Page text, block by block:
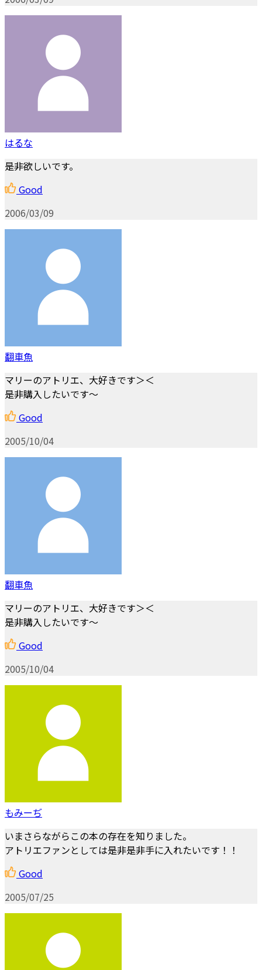
はるな
是非欲しいです。
Good
2006/03/09
翻車魚
マリーのアトリエ、大好きです＞＜
是非購入したいです～
Good
2005/10/04
翻車魚
マリーのアトリエ、大好きです＞＜
是非購入したいです～
Good
2005/10/04
もみーぢ
いまさらながらこの本の存在を知りました。
アトリエファンとしては是非是非手に入れたいです！！
Good
2005/07/25